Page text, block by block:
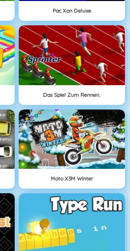
Pac Xon Deluxe
Das Spiel Zum Rennen.
Moto X3M Winter